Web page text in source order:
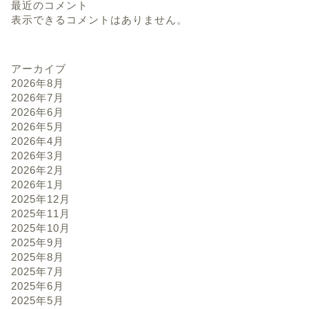
最近のコメント
表示できるコメントはありません。
アーカイブ
2026年8月
2026年7月
2026年6月
2026年5月
2026年4月
2026年3月
2026年2月
2026年1月
2025年12月
2025年11月
2025年10月
2025年9月
2025年8月
2025年7月
2025年6月
2025年5月